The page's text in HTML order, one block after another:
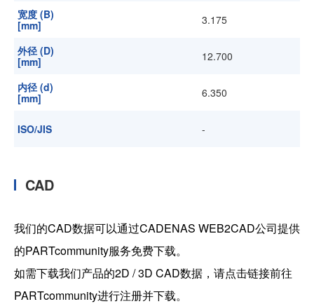
宽度 (B)
[mm]
3.175
外径 (D)
[mm]
12.700
内径 (d)
[mm]
6.350
ISO/JIS -
CAD
我们的CAD数据可以通过CADENAS WEB2CAD公司提供
的PARTcommunity服务免费下载。
如需下载我们产品的2D / 3D CAD数据，请点击链接前往
PARTcommunity进行注册并下载。